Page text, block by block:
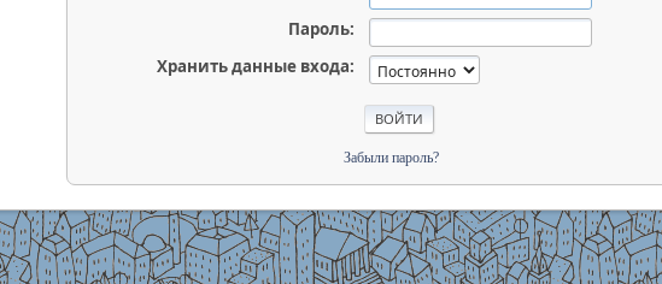
Пароль:
Хранить данные входа:
Забыли пароль?